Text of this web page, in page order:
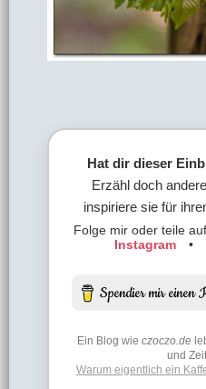
Hat dir dieser
Erzähl doch
inspiriere sie für
Folge mir oder teile
Instagram
•
Ein Blog wie czoczo.de
und
Warum eigentlich ein